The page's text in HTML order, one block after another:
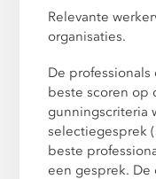
Relevante
organisaties.
De
beste scoren op
gunningscriteria
selectiegesprek
beste
een gesprek. De